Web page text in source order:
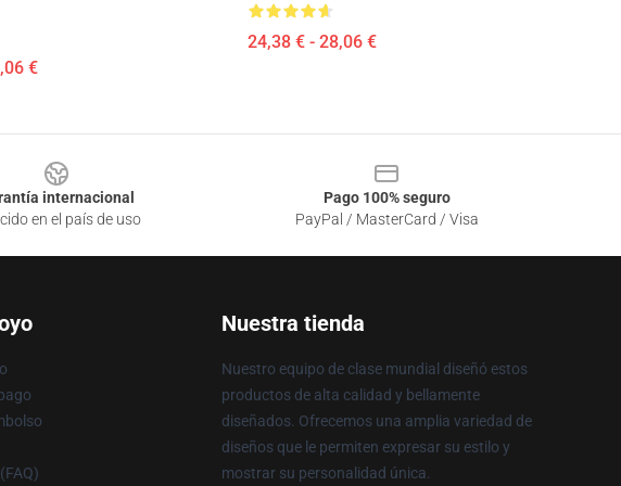
€
24,38 € - 28,06 €
internacional
en el país de uso
Pago 100% seguro
PayPal / MasterCard / Visa
Nuestra tienda
Nuestro equipo de clase mundial diseñó estos
productos de alta calidad y bellamente
diseñados. Ofrecemos una amplia variedad de
diseños que le permiten expresar su estilo y
mostrar su personalidad única.